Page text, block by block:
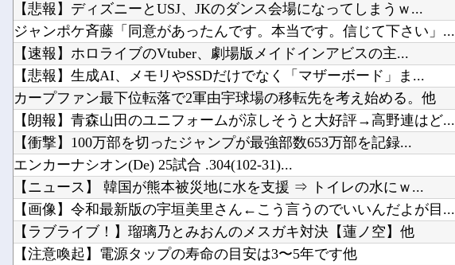
【悲報】ディズニーとUSJ、JKのダンス会場になってしまうｗ...
ジャンポケ斉藤「同意があったんです。本当です。信じて下さい」...
【速報】ホロライブのVtuber、劇場版メイドインアビスの主...
【悲報】生成AI、メモリやSSDだけでなく「マザーボード」ま...
カープファン最下位転落で2軍由宇球場の移転先を考え始める。他
【朗報】青森山田のユニフォームが涼しそうと大好評→高野連はど...
【衝撃】100万部を切ったジャンプが最強部数653万部を記録...
エンカーナシオン(De) 25試合 .304(102-31)...
【ニュース】 韓国が熊本被災地に水を支援 ⇒ トイレの水にｗ...
【画像】令和最新版の宇垣美里さん←こう言うのでいいんだよが目...
【ラブライブ！】瑠璃乃とみおんのメスガキ対決【蓮ノ空】他
【注意喚起】電源タップの寿命の目安は3〜5年です他